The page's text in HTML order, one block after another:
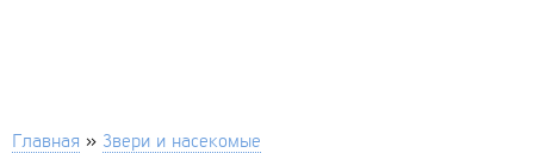
Главная » Звери и насекомые